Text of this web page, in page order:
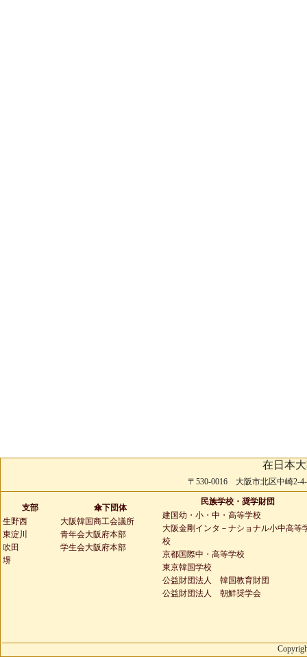
在日本
〒530-0016 大阪市北区中崎2-
支部
生野西
東淀川
吹田
堺
傘下団体
大阪韓国商工会議所
青年会大阪府本部
学生会大阪府本部
民族学校・奨学財団
建国幼・小・中・高等学校
大阪金剛インタ－ナショナル小中高等
校
京都国際中・高等学校
東京韓国学校
公益財団法人 韓国教育財団
公益財団法人 朝鮮奨学会